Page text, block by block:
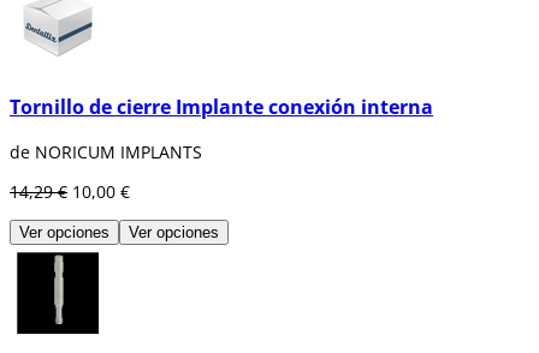
Tornillo de cierre Implante conexión interna
de NORICUM IMPLANTS
14,29 € 10,00 €
Ver opciones Ver opciones